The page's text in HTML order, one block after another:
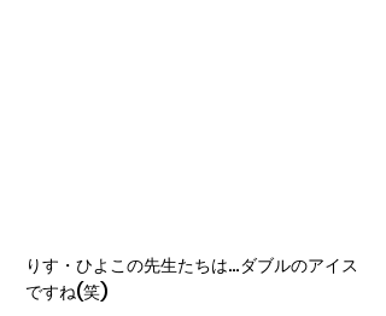
りす・ひよこの先生たちは…ダブルのアイス
ですね(笑)